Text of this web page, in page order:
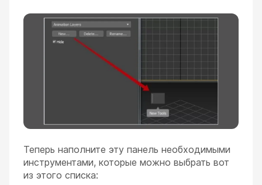
Теперь наполните эту панель необходимыми
инструментами, которые можно выбрать вот
из этого списка: